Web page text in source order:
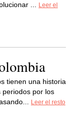
...
Leer el
tienen una historia
periodos por los
Leer el resto